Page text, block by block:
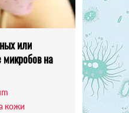
или
на
кожи